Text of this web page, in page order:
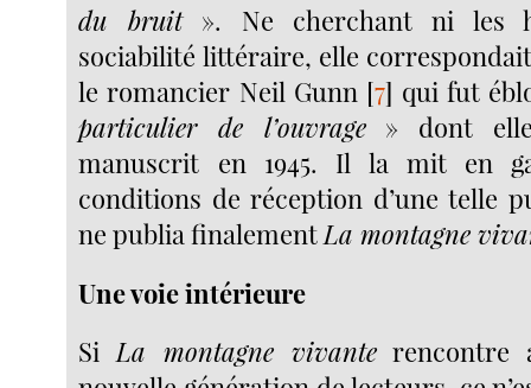
du bruit». Ne cherchant ni les
sociabilité littéraire, elle
le romancier Neil Gunn[7] qui fut
particulier de l’ouvrage» dont
manuscrit en 1945. Il la mit en
conditions de réception d’une telle
ne publia finalementLa montagne
Une voie intérieure
SiLa montagne vivanterencontre